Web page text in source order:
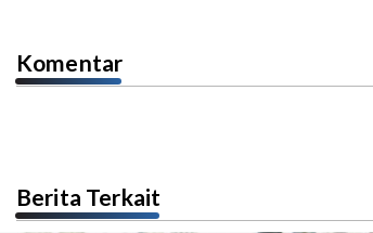
Komentar
Berita Terkait